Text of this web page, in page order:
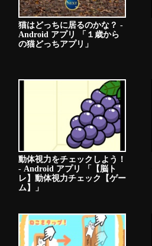
猫はどっちに居るのかな？ -
Android アプリ 「１歳から
の猫どっちアプリ」
動体視力をチェックしよう！
- Android アプリ 「【脳ト
レ】動体視力チェック【ゲー
ム】」